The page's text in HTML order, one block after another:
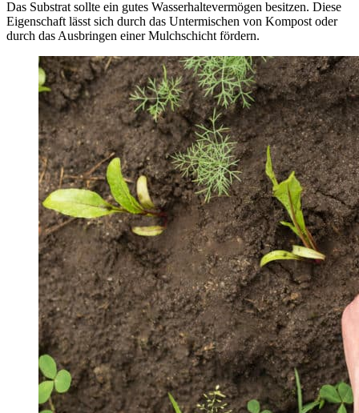
Das Substrat sollte ein gutes Wasserhaltevermögen besitzen. Diese
Eigenschaft lässt sich durch das Untermischen von Kompost oder
durch das Ausbringen einer Mulchschicht fördern.